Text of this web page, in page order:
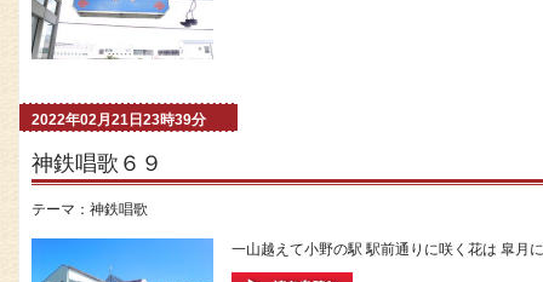
2022年02月21日23時39分
神鉄唱歌６９
テーマ： 神鉄唱歌
一山越えて小野の駅 駅前通りに咲く花は 皐月